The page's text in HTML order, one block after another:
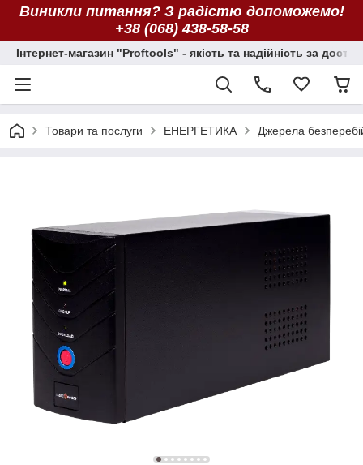
Виникли питання? З радістю допоможемо!
+38 (068) 438-58-58
Інтернет-магазин "Proftools" - якість та надійність за
Товари та послуги ЕНЕРГЕТИКА Джерела